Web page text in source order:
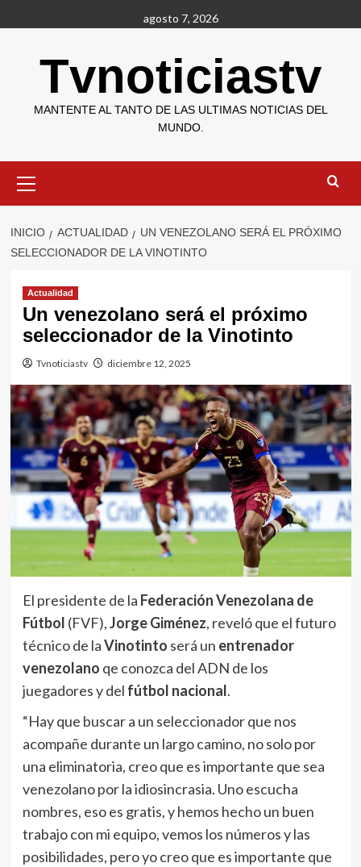
al
agosto 7, 2026
Tvnoticiastv
MANTENTE AL TANTO DE LAS ULTIMAS NOTICIAS DEL
MUNDO.
primario
INICIO ACTUALIDAD
UN VENEZOLANO SERÁ EL PRÓXIMO
SELECCIONADOR DE LA VINOTINTO
Actualidad
Un venezolano será el próximo
seleccionador de la Vinotinto
Tvnoticiastv diciembre 12, 2025
El presidente de la Federación Venezolana de
Fútbol (FVF),Jorge Giménez, reveló que el futuro
técnico de laVinotinto será un entrenador
venezolano qe conozca del ADN de los
juegadores y del fútbol nacional.
“Hay que buscar a un seleccionador que nos
acompañe durante un largo camino, no solo por
una eliminatoria, creo que es importante que sea
venezolano por la idiosincrasia. Uno escucha
nombres, eso es gratis, y hemos hecho un buen
trabajo con mi equipo, vemos los números y las
posibilidades, pero yo creo que es importante que